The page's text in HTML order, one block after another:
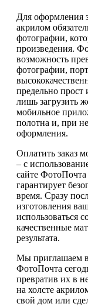
Для оформления
акрилом
фотографии,
произведения.
возможность
фотографии,
предельно прост
лишь загрузить
мобильное
полотна и, при
оформления.
Оплатить заказ
– с
сайте
гарантирует
время. Сразу
изготовления
использоваться
качественные
результата.
Мы приглашаем
ФотоПочта
превратив их в
на холсте
свой дом или